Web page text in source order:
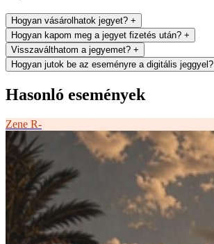
Hogyan vásárolhatok jegyet? +
Hogyan kapom meg a jegyet fizetés után? +
Visszaválthatom a jegyemet? +
Hogyan jutok be az eseményre a digitális jeggyel?
Hasonló események
Zene R-